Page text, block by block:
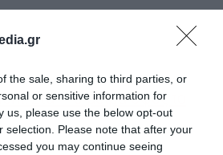
the sale, sharing to third parties, or
or sensitive information for
us, please use the below opt-out
selection. Please note that after your
you may continue seeing
Στα 113 μέτρα ύψος το